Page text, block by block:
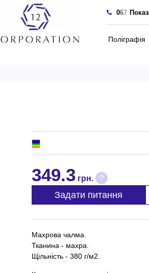
067
Поліграфія
349.3грн. ?
Задати питання
Махрова чалма.
Тканина - махра.
Щільність - 380 г/м2.